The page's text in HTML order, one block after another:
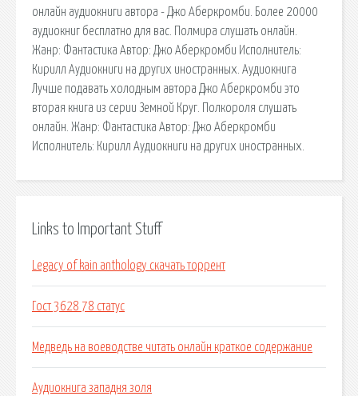
онлайн аудиокниги автора - Джо Аберкромби. Более 20000
аудиокниг бесплатно для вас. Полмира слушать онлайн.
Жанр: Фантастика Автор: Джо Аберкромби Исполнитель:
Кирилл Аудиокниги на других иностранных. Аудиокнига
Лучше подавать холодным автора Джо Аберкромби это
вторая книга из серии Земной Круг. Полкороля слушать
онлайн. Жанр: Фантастика Автор: Джо Аберкромби
Исполнитель: Кирилл Аудиокниги на других иностранных.
Links to Important Stuff
Legacy of kain anthology скачать торрент
Гост 3628 78 статус
Медведь на воеводстве читать онлайн краткое содержание
Аудиокнига западня золя